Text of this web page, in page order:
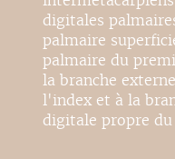
digitales
palmaire
palmaire du
la branche
l'index et à la
digitale propre du